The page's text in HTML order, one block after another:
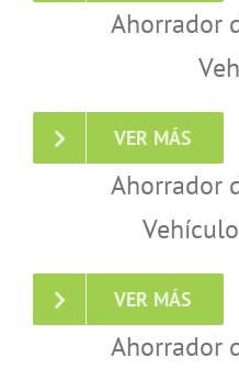
Ahorrador
VER MÁS
Ahorrador
VER MÁS
Ahorrador